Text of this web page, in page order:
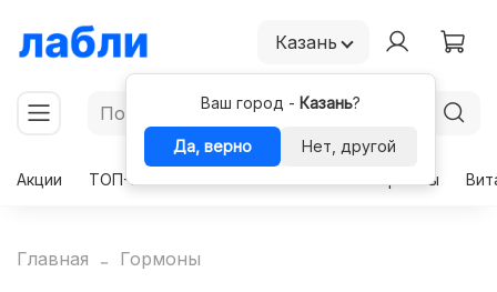
Казань
Ваш город - Казань?
Да, верно
Нет, другой
Акции
ТОП-50 Гормоны
Главная Гормоны